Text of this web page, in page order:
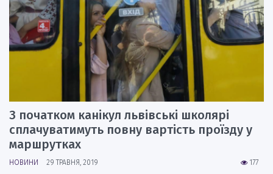
З початком канікул львівські школярі
сплачуватимуть повну вартість проїзду у
маршрутках
177
НОВИНИ 29 ТРАВНЯ, 2019